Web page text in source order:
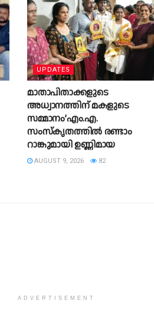
UPDATES
മാതാപിതാക്കളുടെ
അധ്വാനത്തിന് മകളുടെ
സമ്മാനം’എം.എ.
സംസ്കൃതത്തിൽ രണ്ടാം
റാങ്കുമായി ഉണ്ണിമായ
AUGUST 9, 2026 82
ADVERTISEMENT